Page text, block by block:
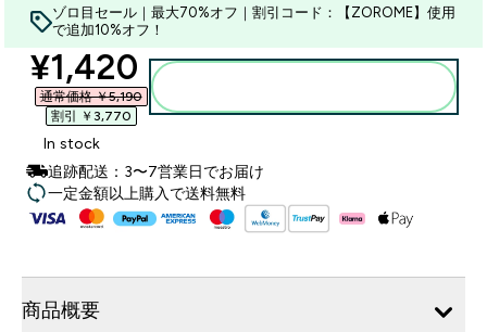
ゾロ目セール｜最大70%オフ｜割引コード：【ZOROME】使用
で追加10%オフ！
discounted price
¥1,420‎
通常価格 ￥5,190‎
割引 ￥3,770‎
In stock
追跡配送：3〜7営業日でお届け
一定金額以上購入で送料無料
商品概要